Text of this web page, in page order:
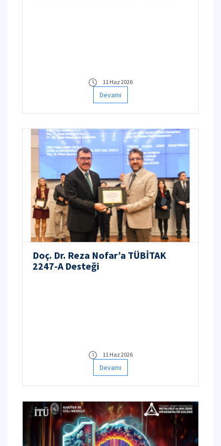
11 Haz 2026
Devamı
Doç. Dr. Reza Nofar’a TÜBİTAK
2247-A Desteği
11 Haz 2026
Devamı